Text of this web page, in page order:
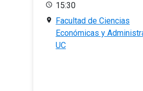
15:30
Facultad de Ciencias
Económicas y
UC